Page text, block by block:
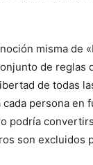
misma de
de reglas
de todas
persona en
podría
son